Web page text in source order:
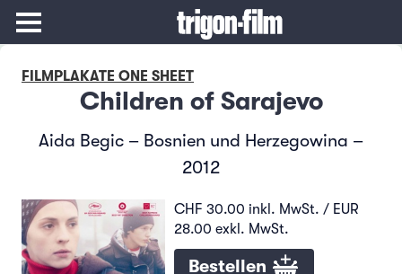
FILMPLAKATE ONE SHEET
Children of Sarajevo
Aida Begic – Bosnien und Herzegowina –
2012
CHF 30.00 inkl. MwSt. / EUR
28.00 exkl. MwSt.
Bestellen